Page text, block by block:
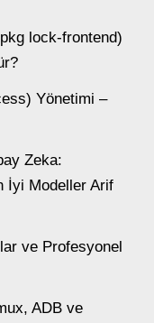
lock-frontend)
Yönetimi –
Zeka:
İyi Modeller Arif
ve Profesyonel
ADB ve